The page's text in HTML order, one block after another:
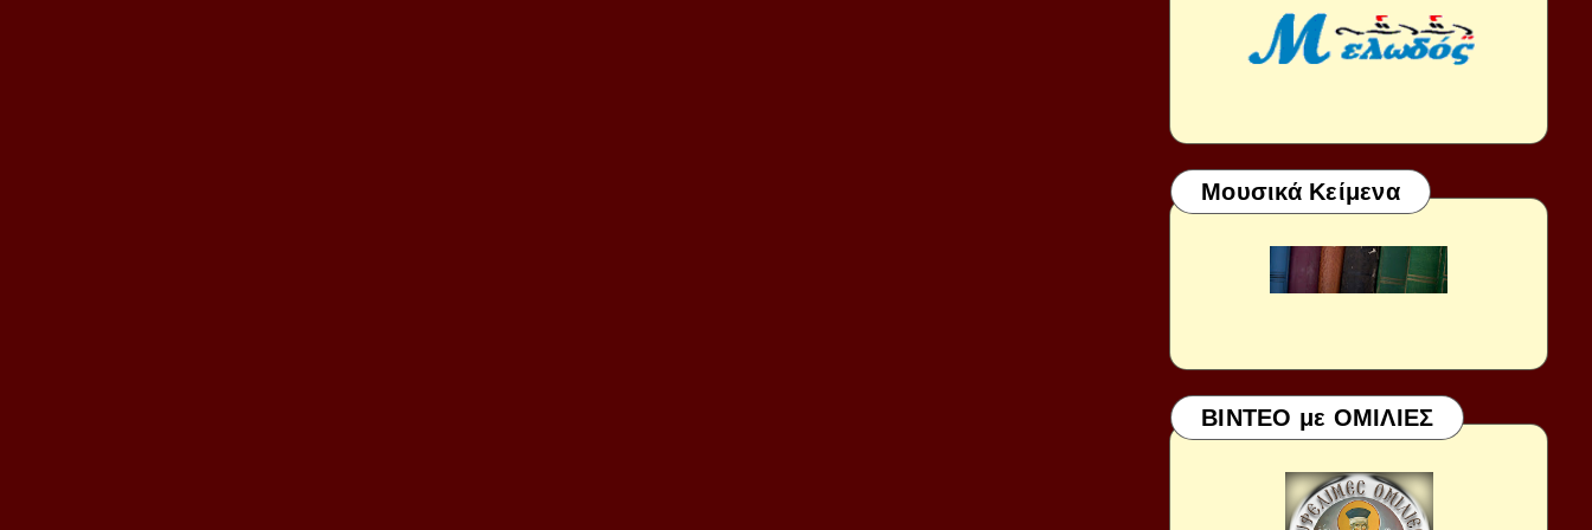
Μουσικά Κείμενα
ΒΙΝΤΕΟ με ΟΜΙΛΙΕΣ